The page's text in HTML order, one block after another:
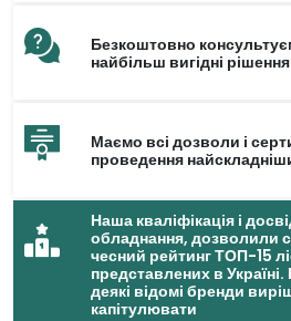
Безкоштовно
найбільш вигідні
Маємо всі дозволи і
проведення
Наша кваліфікація і
обладнання, дозволили
чесний рейтинг ТОП-15
представлених в
деякі відомі бренди
капітулювати